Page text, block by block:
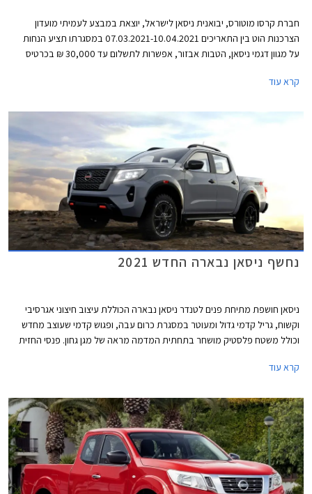
חברת קרסו מוטורס, יבואנית ניסאן לישראל, יוצאת במבצע לעמיתי מועדון
הצרכנות הוט בין התאריכים 07.03.2021-10.04.2021 במסגרתו תציע הנחות
על מגוון דגמי ניסאן, הטבות אבזור, אפשרות לתשלום עד 30,000 ₪ בכרטיס
20% הנחה ברכישת אביזרים בהתקנה מקומית. המבצע יתקיים בכל מרכזיקרא עוד
נחשף ניסאן נבארה החדש 2021
ניסאן חושפת מתיחת פנים לטנדר ניסאן נבארה הכוללת עיצוב חיצוני אגרסיבי
וקשוח, גריל קדמי גדול ומעוטר במסגרת כרום עבה, ופגוש קדמי שעוצב מחדש
וכולל משטח פלסטיק מושחר בתחתית המדמה מראה של מגן גחון. פנסי החזית
בולטים בתי הגלגלים הגדולים ומעליהם קו מותניים תפוח המדגיש את המראה
שקוע ובו הטבעת שם הדגם.
קרא עוד